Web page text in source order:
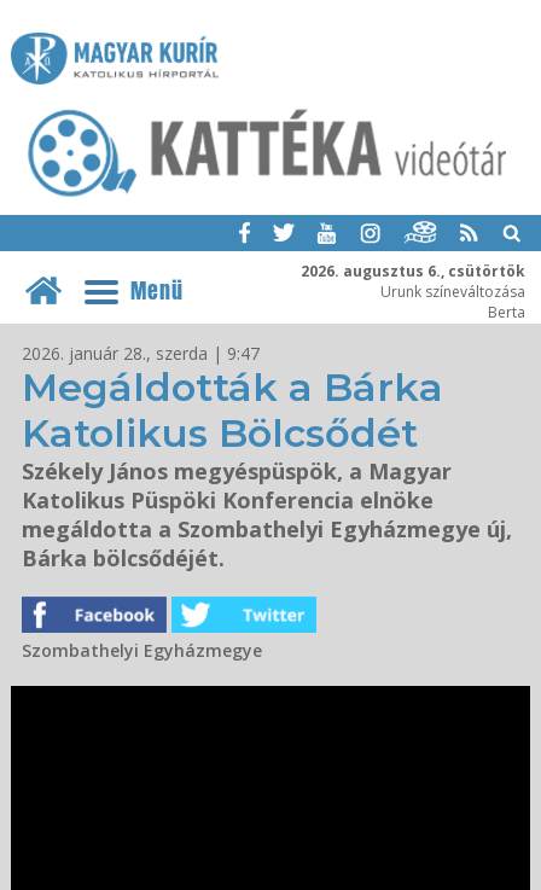
2026. augusztus 6., csütörtök
Urunk színeváltozása
Berta
Menü
2026. január 28., szerda | 9:47
Megáldották a Bárka
Katolikus Bölcsődét
Székely János megyéspüspök, a Magyar
Katolikus Püspöki Konferencia elnöke
megáldotta a Szombathelyi Egyházmegye új,
Bárka bölcsődéjét.
Szombathelyi Egyházmegye